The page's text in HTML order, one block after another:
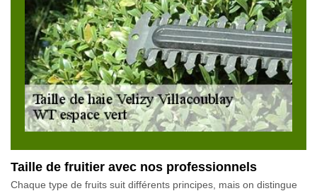
Taille de fruitier avec nos professionnels
Chaque type de fruits suit différents principes, mais on distingue